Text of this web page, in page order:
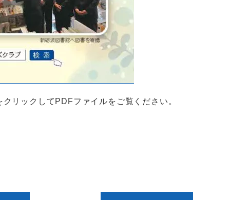
リックしてPDFファイルをご覧ください。